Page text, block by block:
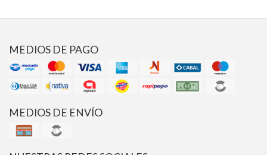
MEDIOS DE PAGO
MEDIOS DE ENVÍO